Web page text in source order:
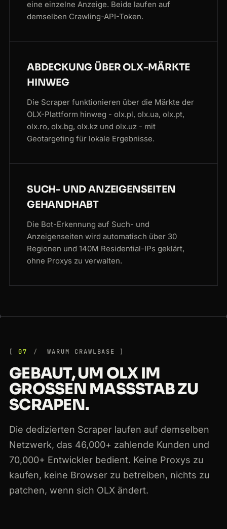
eine einzelne Anzeige. Beide laufen auf
demselben Crawling-API-Token.
ABDECKUNG ÜBER OLX-MÄRKTE
HINWEG
Die Scraper funktionieren über die Märkte der
OLX-Plattform hinweg - olx.pl, olx.ua, olx.pt,
olx.ro, olx.bg, olx.kz und olx.uz - mit
Geotargeting für lokale Ergebnisse.
SUCH- UND ANZEIGENSEITEN
GEHANDHABT
Die Bot-Erkennung auf Such- und
Anzeigenseiten wird automatisch über 30
Regionen und 140M Residential-IPs geklärt,
ohne Proxys zu verwalten.
07 WARUM CRAWLBASE
GEBAUT, UM OLX IM
GROSSEN MASSSTAB ZU SC
RAPEN.
Die dedizierten Scraper laufen auf demselben
Netzwerk, das 46,000+ zahlende Kunden und
70,000+ Entwickler bedient. Keine Proxys zu
kaufen, keine Browser zu betreiben, nichts zu
patchen, wenn sich OLX ändert.